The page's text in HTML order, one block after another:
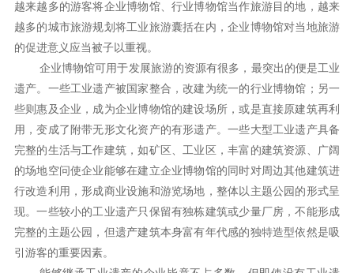
越来越多的游客将企业博物馆、行业博物馆当作旅游目的地，越来
越多的城市旅游规划将工业旅游囊括在内，企业博物馆对当地旅游
的促进意义应当被子以重视。
企业博物馆可用于发展旅游的资源有很多，最突出的便是工业
遗产。一些工业遗产被国家整合，改建为统一的行业博物馆；另一
些则惠及企业，成为企业博物馆的建设场所，或是直接原建筑再利
用，变成了附带无形文化资产的有形遗产。一些大型工业遗产具备
完整的生活与工作建筑，如矿区、工业区，丰富的建筑资源、广阔
的场地空问使企业能够在建立企业博物馆的同时对周边其他建筑进
行改造利用，形成商业设施和游览场地，整体以主题公园的形式呈
现。一些较小的工业遗产只保留有独栋建筑或少量厂房，不能形成
完整的主题公园，但遗产建筑本身富有年代感的独特造型依然是吸
引游客的重要因素。